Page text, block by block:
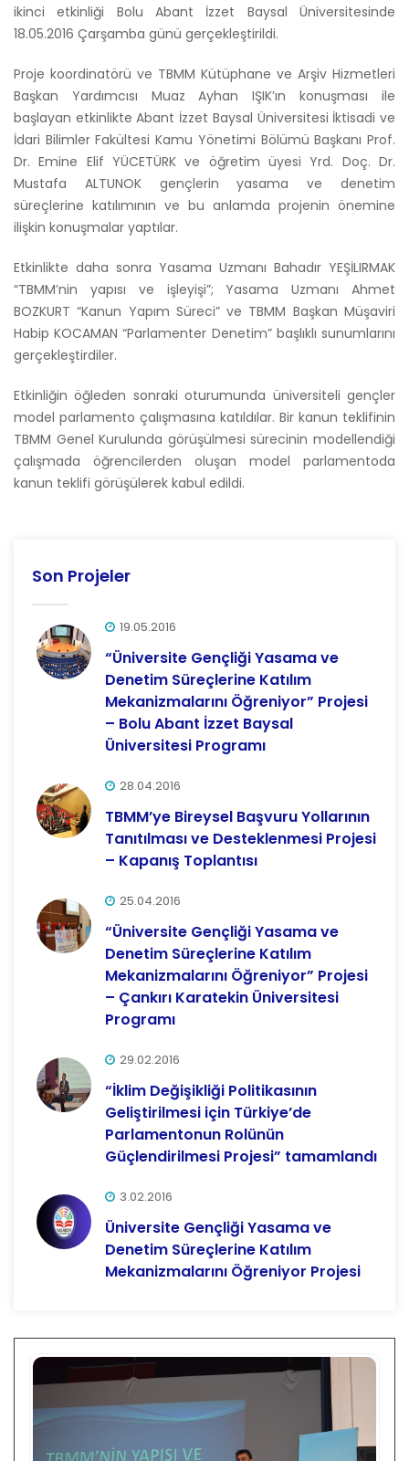
ikinci etkinliği Bolu Abant İzzet Baysal Üniversitesinde
18.05.2016 Çarşamba günü gerçekleştirildi.
Proje koordinatörü ve TBMM Kütüphane ve Arşiv Hizmetleri
Başkan Yardımcısı Muaz Ayhan IŞIK’ın konuşması ile
başlayan etkinlikte Abant İzzet Baysal Üniversitesi İktisadi ve
İdari Bilimler Fakültesi Kamu Yönetimi Bölümü Başkanı Prof.
Dr. Emine Elif YÜCETÜRK ve öğretim üyesi Yrd. Doç. Dr.
Mustafa ALTUNOK gençlerin yasama ve denetim
süreçlerine katılımının ve bu anlamda projenin önemine
ilişkin konuşmalar yaptılar.
Etkinlikte daha sonra Yasama Uzmanı Bahadır YEŞİLIRMAK
“TBMM’nin yapısı ve işleyişi”; Yasama Uzmanı Ahmet
BOZKURT “Kanun Yapım Süreci” ve TBMM Başkan Müşaviri
Habip KOCAMAN “Parlamenter Denetim” başlıklı sunumlarını
gerçekleştirdiler.
Etkinliğin öğleden sonraki oturumunda üniversiteli gençler
model parlamento çalışmasına katıldılar. Bir kanun teklifinin
TBMM Genel Kurulunda görüşülmesi sürecinin modellendiği
çalışmada öğrencilerden oluşan model parlamentoda
kanun teklifi görüşülerek kabul edildi.
Son Projeler
19.05.2016
“Üniversite Gençliği Yasama ve
Denetim Süreçlerine Katılım
Mekanizmalarını Öğreniyor” Projesi
– Bolu Abant İzzet Baysal
Üniversitesi Programı
28.04.2016
TBMM’ye Bireysel Başvuru Yollarının
Tanıtılması ve Desteklenmesi Projesi
– Kapanış Toplantısı
25.04.2016
“Üniversite Gençliği Yasama ve
Denetim Süreçlerine Katılım
Mekanizmalarını Öğreniyor” Projesi
– Çankırı Karatekin Üniversitesi
Programı
29.02.2016
“İklim Değişikliği Politikasının
Geliştirilmesi için Türkiye’de
Parlamentonun Rolünün
Güçlendirilmesi Projesi” tamamlandı
3.02.2016
Üniversite Gençliği Yasama ve
Denetim Süreçlerine Katılım
Mekanizmalarını Öğreniyor Projesi